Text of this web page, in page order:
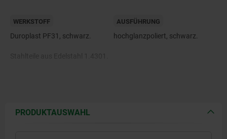
WERKSTOFF
Duroplast PF31, schwarz.
AUSFÜHRUNG
hochglanzpoliert, schwarz.
PRODUKTAUSWAHL